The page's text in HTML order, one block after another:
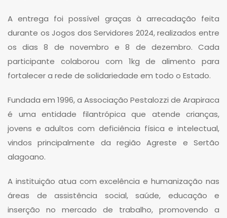
A entrega foi possível graças à arrecadação feita
durante os Jogos dos Servidores 2024, realizados entre
os dias 8 de novembro e 8 de dezembro. Cada
participante colaborou com 1kg de alimento para
fortalecer a rede de solidariedade em todo o Estado.
Fundada em 1996, a Associação Pestalozzi de Arapiraca
é uma entidade filantrópica que atende crianças,
jovens e adultos com deficiência física e intelectual,
vindos principalmente da região Agreste e Sertão
alagoano.
A instituição atua com excelência e humanização nas
áreas de assistência social, saúde, educação e
inserção no mercado de trabalho, promovendo a